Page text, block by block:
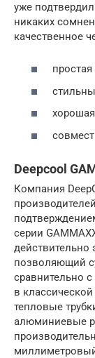
уже
никаких
качественное
простая
Deepcool
Компания
серии
позволяющий
сравнительно
в
тепловые
алюминиевые